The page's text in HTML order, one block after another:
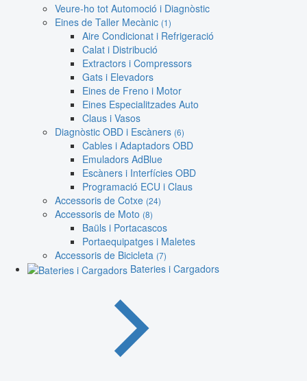
Veure-ho tot Automoció i Diagnòstic
Eines de Taller Mecànic (1)
Aire Condicionat i Refrigeració
Calat i Distribució
Extractors i Compressors
Gats i Elevadors
Eines de Freno i Motor
Eines Especialitzades Auto
Claus i Vasos
Diagnòstic OBD i Escàners (6)
Cables i Adaptadors OBD
Emuladors AdBlue
Escàners i Interfícies OBD
Programació ECU i Claus
Accessoris de Cotxe (24)
Accessoris de Moto (8)
Baüls i Portacascos
Portaequipatges i Maletes
Accessoris de Bicicleta (7)
Bateries i Cargadors